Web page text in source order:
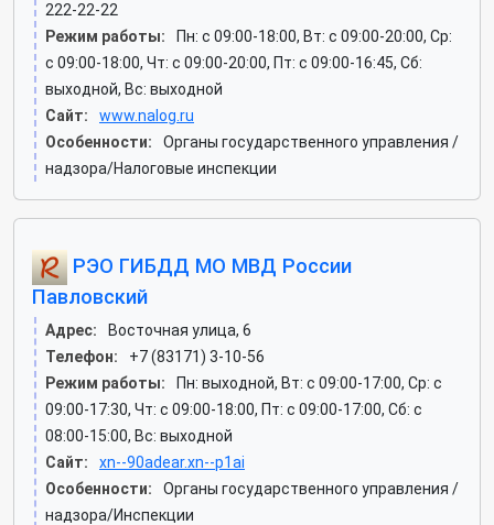
222-22-22
Режим работы:
Пн: c 09:00-18:00, Вт: c 09:00-20:00, Ср:
c 09:00-18:00, Чт: c 09:00-20:00, Пт: c 09:00-16:45, Сб:
выходной, Вс: выходной
Сайт:
www.nalog.ru
Особенности:
Органы государственного управления /
надзора/Налоговые инспекции
РЭО ГИБДД МО МВД России
Павловский
Адрес:
Восточная улица, 6
Телефон:
+7 (83171) 3-10-56
Режим работы:
Пн: выходной, Вт: c 09:00-17:00, Ср: c
09:00-17:30, Чт: c 09:00-18:00, Пт: c 09:00-17:00, Сб: c
08:00-15:00, Вс: выходной
Сайт:
xn--90adear.xn--p1ai
Особенности:
Органы государственного управления /
надзора/Инспекции